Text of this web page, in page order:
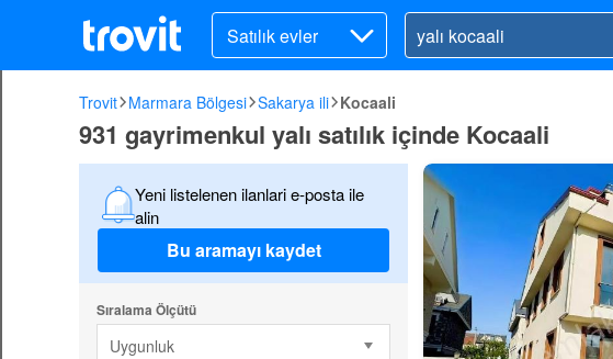
Satılık evler
Trovit Marmara Bölgesi Sakarya ili Kocaali
931 gayrimenkul yalı satılık içinde Kocaali
Yeni listelenen ilanlari e-posta ile
alin
Bu aramayı kaydet
Sıralama Ölçütü
Uygunluk